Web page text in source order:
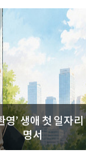
생애 첫 일자리 도전 설
명서